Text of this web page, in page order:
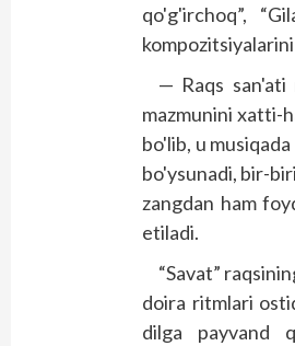
qo'g'irchoq”,
— Raqs san'ati
mazmunini xatti-
bo'lib, u
bo'ysunadi, bir-
zangdan ham
etiladi.
“Savat”
doira ritmlari
dilga payvand